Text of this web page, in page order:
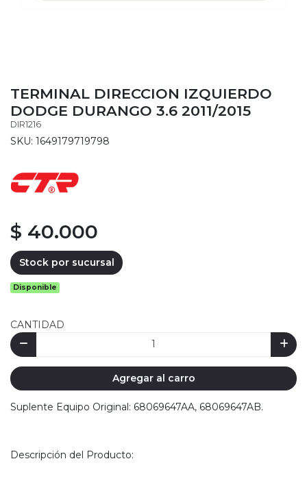
TERMINAL DIRECCION IZQUIERDO
DODGE DURANGO 3.6 2011/2015
DIR1216
SKU: 1649179719798
$ 40.000
Stock por sucursal
Disponible
CANTIDAD
Agregar al carro
Suplente Equipo Original: 68069647AA, 68069647AB.
Descripción del Producto: